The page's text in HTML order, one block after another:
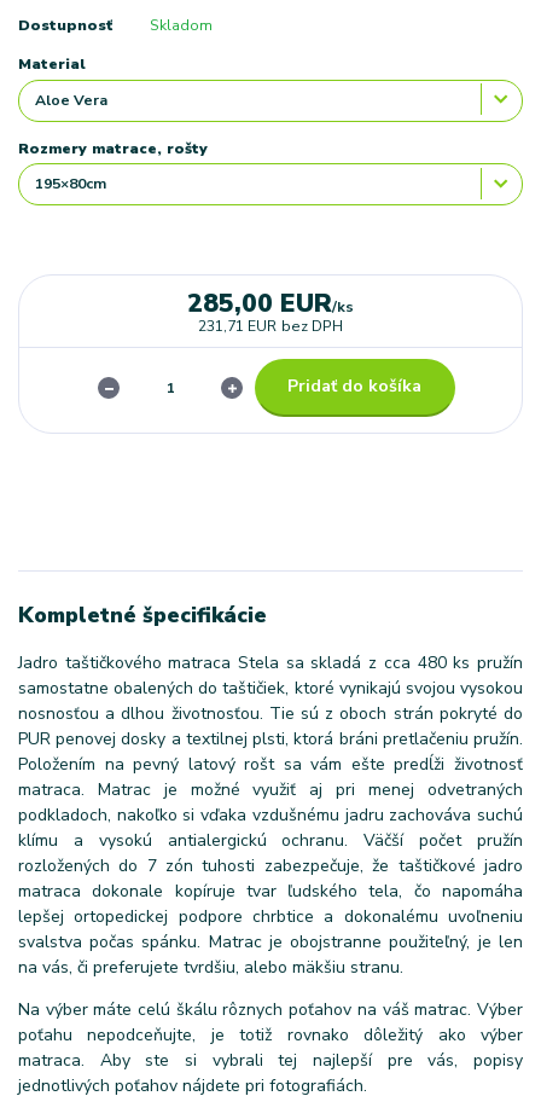
Dostupnosť Skladom
Material
Rozmery matrace, rošty
285,00 EUR/ks
231,71 EUR bez DPH
Pridať do košíka
Kompletné špecifikácie
Jadro taštičkového matraca Stela sa skladá z cca 480 ks pružín
samostatne obalených do taštičiek, ktoré vynikajú svojou vysokou
nosnosťou a dlhou životnosťou. Tie sú z oboch strán pokryté do
PUR penovej dosky a textilnej plsti, ktorá bráni pretlačeniu pružín.
Položením na pevný latový rošt sa vám ešte predĺži životnosť
matraca. Matrac je možné využiť aj pri menej odvetraných
podkladoch, nakoľko si vďaka vzdušnému jadru zachováva suchú
klímu a vysokú antialergickú ochranu. Väčší počet pružín
rozložených do 7 zón tuhosti zabezpečuje, že taštičkové jadro
matraca dokonale kopíruje tvar ľudského tela, čo napomáha
lepšej ortopedickej podpore chrbtice a dokonalému uvoľneniu
svalstva počas spánku. Matrac je obojstranne použiteľný, je len
na vás, či preferujete tvrdšiu, alebo mäkšiu stranu.
Na výber máte celú škálu rôznych poťahov na váš matrac. Výber
poťahu nepodceňujte, je totiž rovnako dôležitý ako výber
matraca. Aby ste si vybrali tej najlepší pre vás, popisy
jednotlivých poťahov nájdete pri fotografiách.